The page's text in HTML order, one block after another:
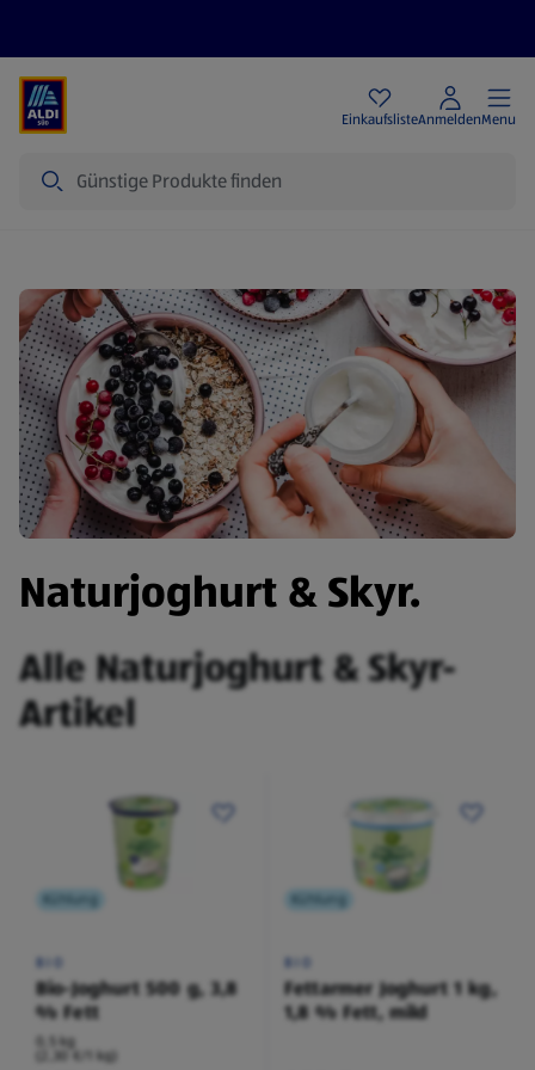
EinkaufslisteAnmeldenMenu
Naturjoghurt & Skyr.
Alle Naturjoghurt & Skyr-
Artikel
Kühlung
BIO
Bio-Joghurt 500 g, 3,8
% Fett
0,5 kg
(2,30 €/1 kg)
Kühlung
BIO
Fettarmer Joghurt 1 kg,
1,8 % Fett, mild